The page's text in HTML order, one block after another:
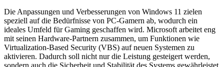
Die Anpassungen und Verbesserungen von Windows 11 zielen
speziell auf die Bedürfnisse von PC-Gamern ab, wodurch ein
ideales Umfeld für Gaming geschaffen wird. Microsoft arbeitet eng
mit seinen Hardware-Partnern zusammen, um Funktionen wie
Virtualization-Based Security (VBS) auf neuen Systemen zu
aktivieren. Dadurch soll nicht nur die Leistung gesteigert werden,